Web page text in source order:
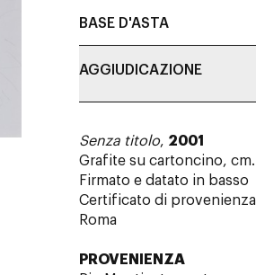
BASE D'ASTA
AGGIUDICAZIONE
Senza titolo, 2001
Grafite su cartoncino,
Firmato e datato in basso
Certificato di
Roma
PROVENIENZA